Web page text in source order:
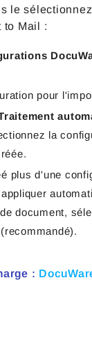
le
to Mail :
pour
la
plus d'une
document,
: